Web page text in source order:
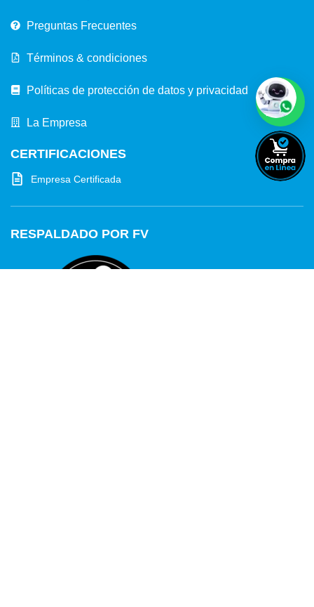
Preguntas Frecuentes
Términos & condiciones
Políticas de protección de datos y privacidad
La Empresa
CERTIFICACIONES
Empresa Certificada
RESPALDADO POR FV